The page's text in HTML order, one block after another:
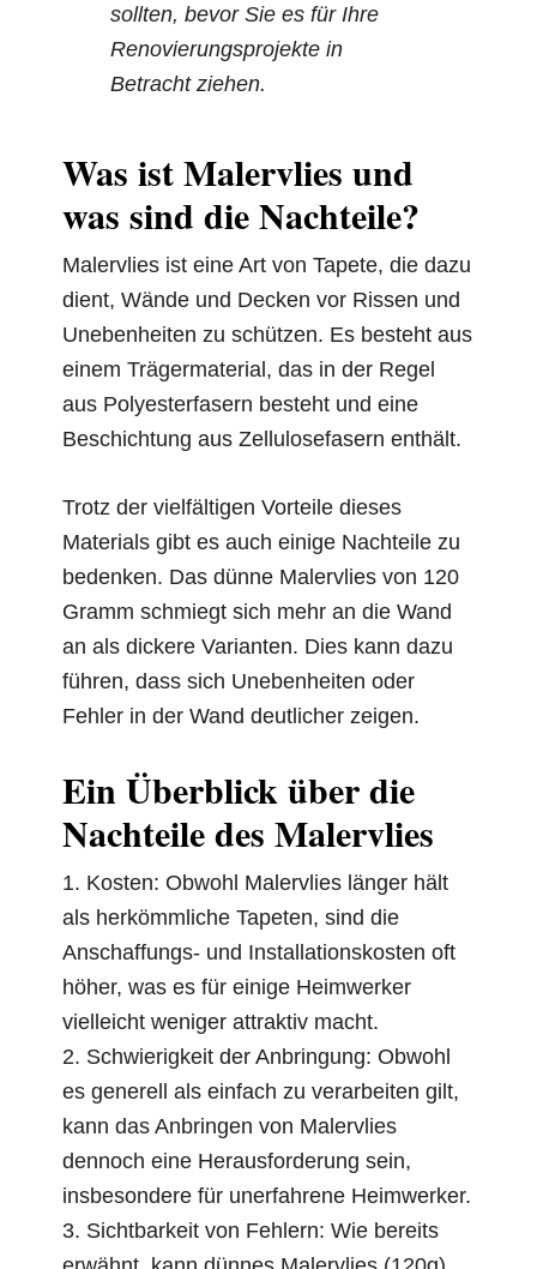
sollten, bevor Sie es für Ihre
Renovierungsprojekte in
Betracht ziehen.
Was ist Malervlies und
was sind die Nachteile?
Malervlies ist eine Art von Tapete, die dazu
dient, Wände und Decken vor Rissen und
Unebenheiten zu schützen. Es besteht aus
einem Trägermaterial, das in der Regel
aus Polyesterfasern besteht und eine
Beschichtung aus Zellulosefasern enthält.
Trotz der vielfältigen Vorteile dieses
Materials gibt es auch einige Nachteile zu
bedenken. Das dünne Malervlies von 120
Gramm schmiegt sich mehr an die Wand
an als dickere Varianten. Dies kann dazu
führen, dass sich Unebenheiten oder
Fehler in der Wand deutlicher zeigen.
Ein Überblick über die
Nachteile des Malervlies
1. Kosten: Obwohl Malervlies länger hält
als herkömmliche Tapeten, sind die
Anschaffungs- und Installationskosten oft
höher, was es für einige Heimwerker
vielleicht weniger attraktiv macht.
2. Schwierigkeit der Anbringung: Obwohl
es generell als einfach zu verarbeiten gilt,
kann das Anbringen von Malervlies
dennoch eine Herausforderung sein,
insbesondere für unerfahrene Heimwerker.
3. Sichtbarkeit von Fehlern: Wie bereits